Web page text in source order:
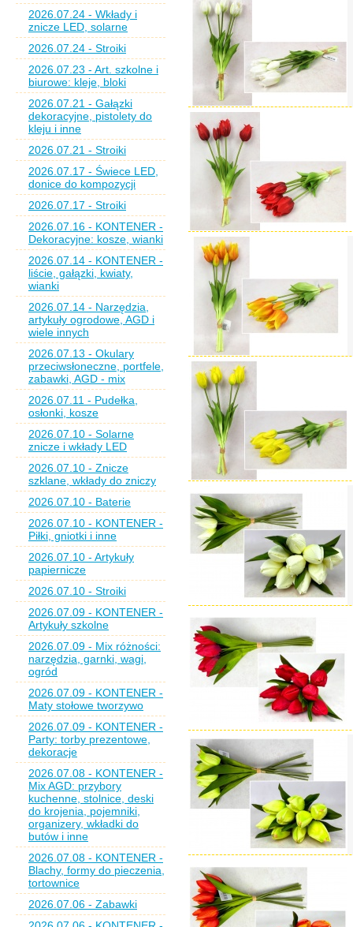
2026.07.24 - Wkłady i
znicze LED, solarne
2026.07.24 - Stroiki
2026.07.23 - Art. szkolne i
biurowe: kleje, bloki
2026.07.21 - Gałązki
dekoracyjne, pistolety do
kleju i inne
2026.07.21 - Stroiki
2026.07.17 - Świece LED,
donice do kompozycji
2026.07.17 - Stroiki
2026.07.16 - KONTENER -
Dekoracyjne: kosze, wianki
2026.07.14 - KONTENER -
liście, gałązki, kwiaty,
wianki
2026.07.14 - Narzędzia,
artykuły ogrodowe, AGD i
wiele innych
2026.07.13 - Okulary
przeciwsłoneczne, portfele,
zabawki, AGD - mix
2026.07.11 - Pudełka,
osłonki, kosze
2026.07.10 - Solarne
znicze i wkłady LED
2026.07.10 - Znicze
szklane, wkłady do zniczy
2026.07.10 - Baterie
2026.07.10 - KONTENER -
Piłki, gniotki i inne
2026.07.10 - Artykuły
papiernicze
2026.07.10 - Stroiki
2026.07.09 - KONTENER -
Artykuły szkolne
2026.07.09 - Mix różności:
narzędzia, garnki, wagi,
ogród
2026.07.09 - KONTENER -
Maty stołowe tworzywo
2026.07.09 - KONTENER -
Party: torby prezentowe,
dekoracje
2026.07.08 - KONTENER -
Mix AGD: przybory
kuchenne, stolnice, deski
do krojenia, pojemniki,
organizery, wkładki do
butów i inne
2026.07.08 - KONTENER -
Blachy, formy do pieczenia,
tortownice
2026.07.06 - Zabawki